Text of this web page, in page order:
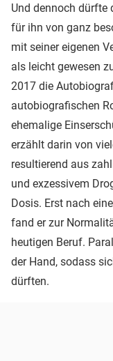
Und dennoch dürfte
für ihn von ganz
mit seiner eigenen
als leicht gewesen
2017 die
autobiografischen
ehemalige
erzählt darin von
resultierend aus
und exzessivem
Dosis. Erst nach
fand er zur
heutigen Beruf.
der Hand, sodass
dürften.